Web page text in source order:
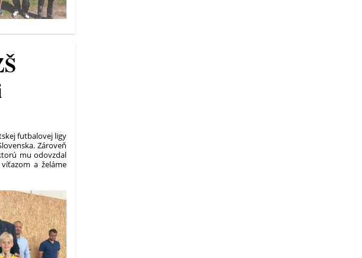
futbalovej ligy
Zároveň
mu odovzdal
a želáme